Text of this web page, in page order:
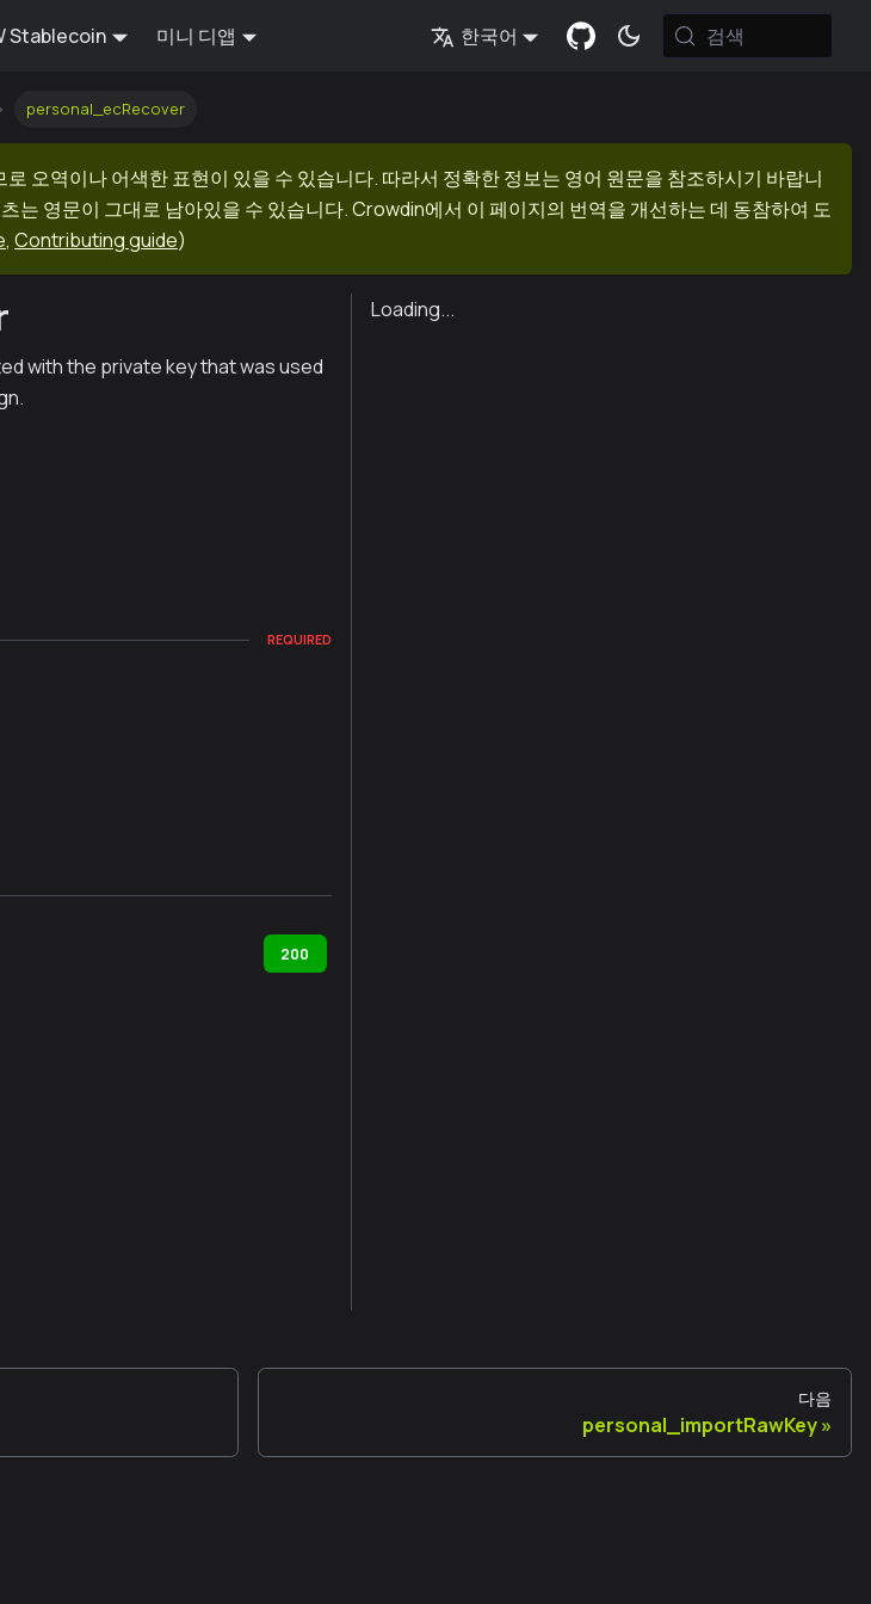
Stablecoin 미니 디앱 한국어 검색
personal_ecRecover
오역이나 어색한 표현이 있을 수 있습니다. 따라서 정확한 정보는 영어 원문을 참조하시기 바랍니
는 영문이 그대로 남아있을 수 있습니다. Crowdin에서 이 페이지의 번역을 개선하는 데 동참하여 도
, Contributing guide)
with the private key that was used
REQUIRED
200
Loading...
다음
personal_importRawKey